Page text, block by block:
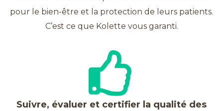
pour le bien-être et la protection de leurs patients.
C’est ce que Kolette vous garanti.
Suivre, évaluer et certifier la qualité des